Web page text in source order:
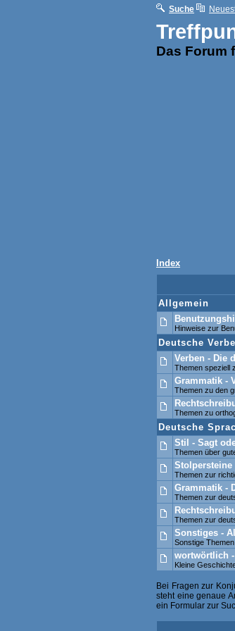
Suche
Das Forum
Index
Allgemein
Hinweise zur
Deutsche
Verben - Die
Themen speziell
Grammatik -
Themen zu den
Themen zu
Deutsche
Stil - Sagt
Themen über
Stolpersteine
Themen zur
Grammatik -
Themen zur
Themen zur
Sonstiges -
Sonstige
wortwörtlich
Kleine
Bei Fragen zur
steht eine genaue
ein Formular zur